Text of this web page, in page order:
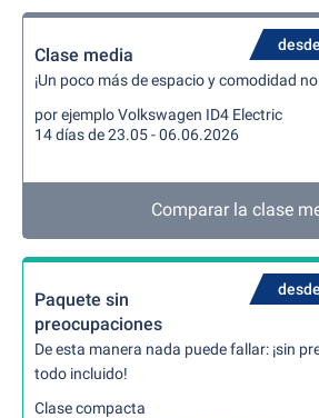
Clase media
¡Un poco más de espacio y comodidad
por ejemplo Volkswagen ID4 Electric
14 días de 23.05 - 06.06.2026
Comparar la clase
Paquete sin
preocupaciones
De esta manera nada puede fallar: ¡sin
todo incluido!
Clase compacta